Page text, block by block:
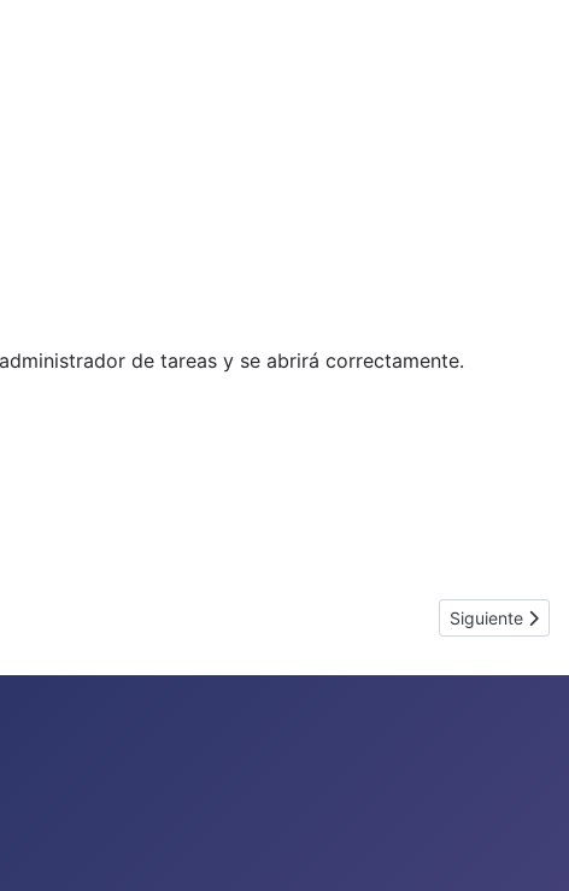
de tareas y se abrirá correctamente.
Artículo
Siguiente